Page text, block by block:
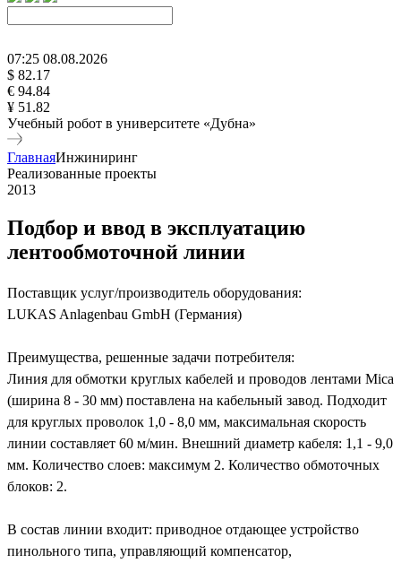
07:25 08.08.2026
$ 82.17
€ 94.84
¥ 51.82
Учебный робот в университете «Дубна»
ГлавнаяИнжиниринг
Реализованные проекты
2013
Подбор и ввод в эксплуатацию
лентообмоточной линии
Поставщик услуг/производитель оборудования:
LUKAS Anlagenbau GmbH (Германия)
Преимущества, решенные задачи потребителя:
Линия для обмотки круглых кабелей и проводов лентами Mica
(ширина 8 - 30 мм) поставлена на кабельный завод. Подходит
для круглых проволок 1,0 - 8,0 мм, максимальная скорость
линии составляет 60 м/мин. Внешний диаметр кабеля: 1,1 - 9,0
мм. Количество слоев: максимум 2. Количество обмоточных
блоков: 2.
В состав линии входит: приводное отдающее устройство
пинольного типа, управляющий компенсатор,